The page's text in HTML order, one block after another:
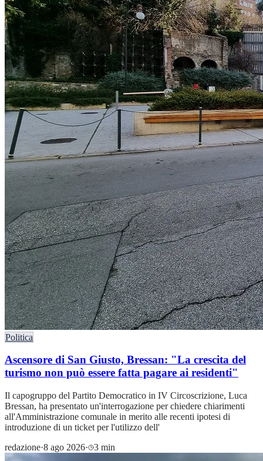
Politica
Ascensore di San Giusto, Bressan: "La crescita del
turismo non può essere fatta pagare ai residenti"
Il capogruppo del Partito Democratico in IV Circoscrizione, Luca
Bressan, ha presentato un'interrogazione per chiedere chiarimenti
all'Amministrazione comunale in merito alle recenti ipotesi di
introduzione di un ticket per l'utilizzo dell'
redazione·8 ago 2026· 3 min